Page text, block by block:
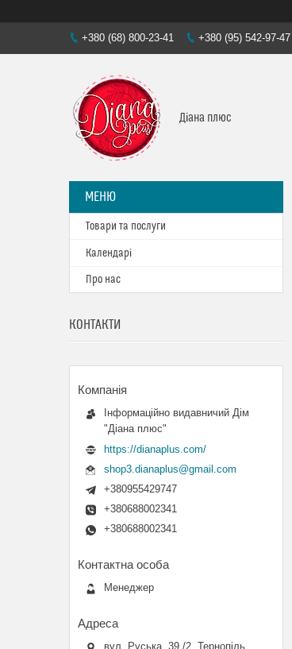
+380 (68) 800-23-41 +380 (95) 542-97-47
Діана плюс
Товари та послуги
Календарі
Про нас
КОНТАКТИ
Інформаційно видавничий Дім
"Діана плюс"
https://dianaplus.com/
shop3.dianaplus@gmail.com
+380955429747
+380688002341
+380688002341
Менеджер
вул. Руська, 39 /2, Тернопіль,